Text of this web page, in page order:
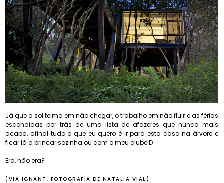
Já que o sol teima em não chegar, o trabalho em não fluir e as férias
escondidas por trás de uma lista de afazeres que nunca mais
acaba, afinal tudo o que eu quero é ir para esta casa na árvore e
ficar lá a brincar sozinha ou com o meu clube:D
Era, não era?
(VIA IGNANT, FOTOGRAFIA DE NATALIA VIAL)